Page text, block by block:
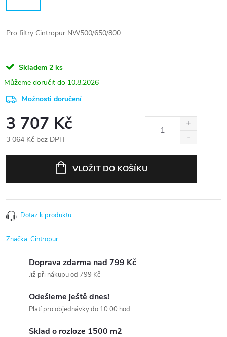
Pro filtry Cintropur NW500/650/800
Skladem 2 ks
10.8.2026
Možnosti doručení
3 707 Kč
3 064 Kč bez DPH
VLOŽIT DO KOŠÍKU
Dotaz k produktu
Značka:Cintropur
Doprava zdarma nad 799 Kč
Již při nákupu od 799 Kč
Odešleme ještě dnes!
Platí pro objednávky do 10:00 hod.
Sklad o rozloze 1500 m2